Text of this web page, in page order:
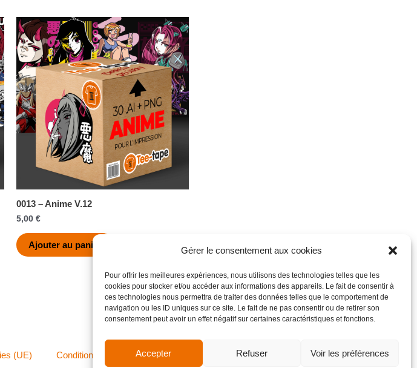
Gérer le consentement aux cookies
Pour offrir les meilleures expériences, nous utilisons des technologies telles que les
cookies pour stocker et/ou accéder aux informations des appareils. Le fait de consentir à
ces technologies nous permettra de traiter des données telles que le comportement de
navigation ou les ID uniques sur ce site. Le fait de ne pas consentir ou de retirer son
consentement peut avoir un effet négatif sur certaines caractéristiques et fonctions.
Accepter Refuser Voir les préférences
0013 – Anime V.12
5,00 €
Ajouter au panier
(UE) Conditions générales de vente Site réalisé par VBAUDRY